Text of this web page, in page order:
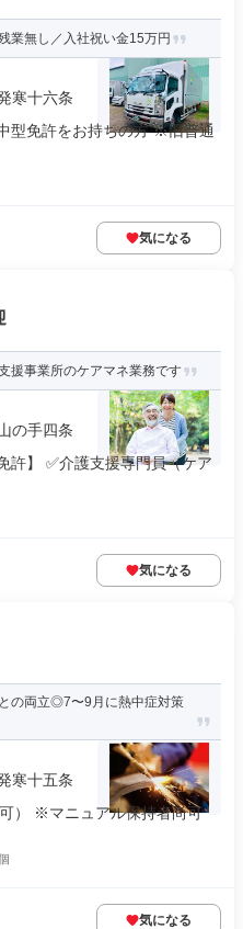
業無し／入社祝い金15万円
寒十六条
型免許をお持ちの方 ※旧普通
気になる
事業所のケアマネ業務です
の手四条
許】 ✅介護支援専門員（ケア
気になる
の両立◎7〜9月に熱中症対策
寒十五条
） ※マニュアル保持者尚可
気になる